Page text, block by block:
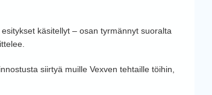
käsitellyt – osan tyrmännyt suoralta
siirtyä muille Vexven tehtaille töihin,